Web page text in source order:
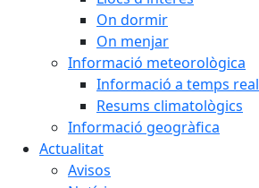
On dormir
On menjar
Informació meteorològica
Informació a temps real
Resums climatològics
Informació geogràfica
Actualitat
Avisos